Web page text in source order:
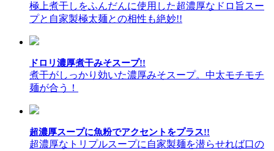
極上煮干しをふんだんに使用した超濃厚なドロ旨スー
プと自家製極太麺との相性も絶妙!!
ドロリ濃厚煮干みそスープ!!
煮干がしっかり効いた濃厚みそスープ。中太モチモチ
麺が合う！
超濃厚スープに魚粉でアクセントをプラス!!
超濃厚なトリプルスープに自家製麺を潜らせれば口の